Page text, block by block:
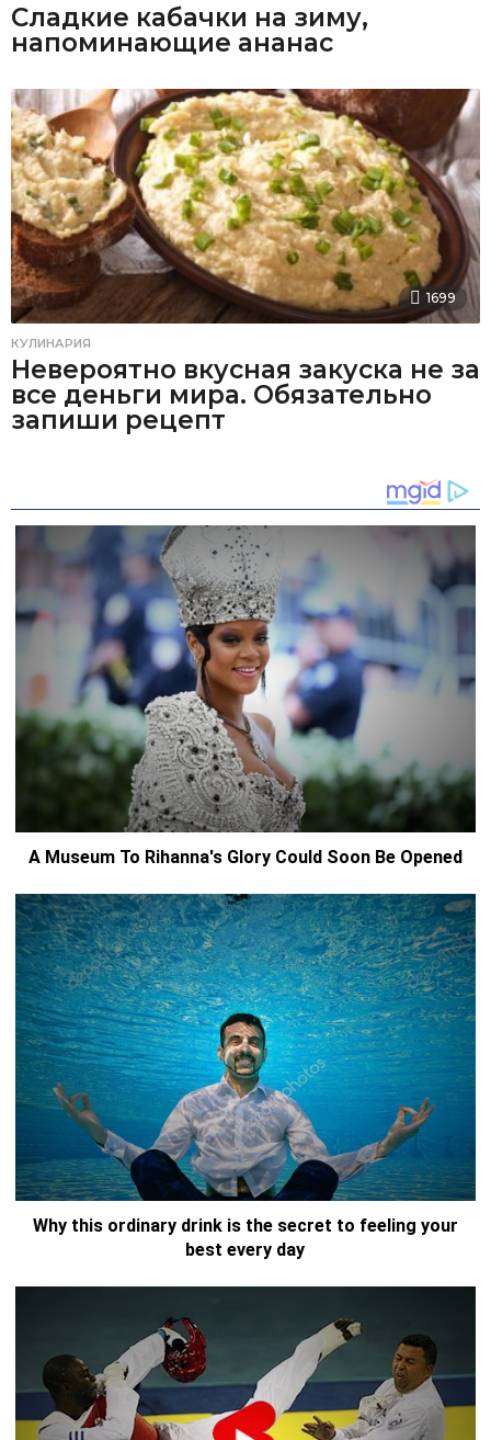
Сладкие кабачки на зиму,
напоминающие ананас
1699
КУЛИНАРИЯ
Невероятно вкусная закуска не за
все деньги мира. Обязательно
запиши рецепт